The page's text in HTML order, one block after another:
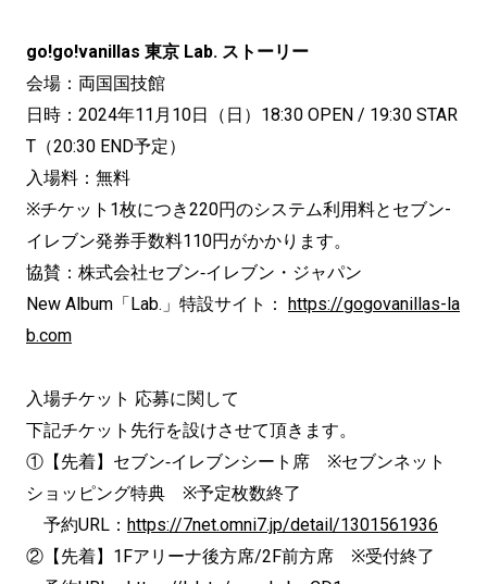
go!go!vanillas 東京 Lab. ストーリー
会場：両国国技館
日時：2024年11月10日（日）18:30 OPEN / 19:30 STAR
T（20:30 END予定）
入場料：無料
※チケット1枚につき220円のシステム利用料とセブン-
イレブン発券手数料110円がかかります。
協賛：株式会社セブン‐イレブン・ジャパン
New Album「Lab.」特設サイト： https://gogovanillas-la
b.com
入場チケット 応募に関して
下記チケット先行を設けさせて頂きます。
①【先着】セブン‐イレブンシート席 ※セブンネット
ショッピング特典 ※予定枚数終了
予約URL： https://7net.omni7.jp/detail/1301561936
②【先着】1Fアリーナ後方席/2F前方席 ※受付終了